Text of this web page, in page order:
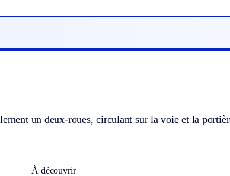
un deux-roues, circulant sur la voie et la
À découvrir